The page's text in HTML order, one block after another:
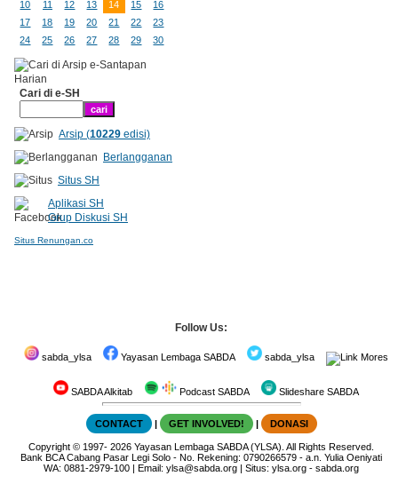
10
11 12 13 14 15
16
17
18 19 20 21 22
23
24
25 26 27 28 29 30
Cari di e-SH
Arsip (10229edisi)
Berlangganan
Situs SH
Aplikasi SH
Grup Diskusi SH
Situs Renungan.co
Follow Us:
sabda_ylsa Yayasan Lembaga SABDA sabda_ylsa Mores
SABDA Alkitab Podcast SABDA Slideshare SABDA
CONTACT | GET INVOLVED! | DONASI
Copyright © 1997-2026Yayasan Lembaga SABDA (YLSA). All Rights Reserved.
Bank BCA Cabang Pasar Legi Solo - No. Rekening: 0790266579 - a.n. Yulia Oeniyati
WA:0881-2979-100 | Email:ylsa@sabda.org | Situs:ylsa.org -sabda.org